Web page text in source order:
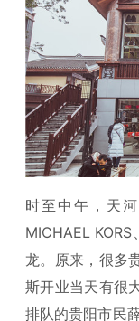
时至中午，天
MICHAEL
龙。原来，很多
斯开业当天有很
排队的贵阳市民